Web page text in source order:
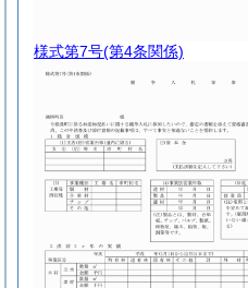
様式第7号(第4条関係)